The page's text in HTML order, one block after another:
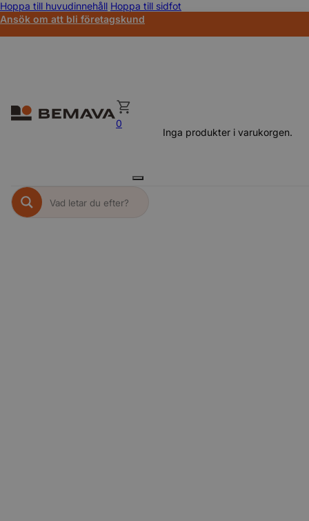
Hoppa till huvudinnehåll Hoppa till sidfot
Ansök om att bli företagskund
0
Inga produkter i varukorgen.